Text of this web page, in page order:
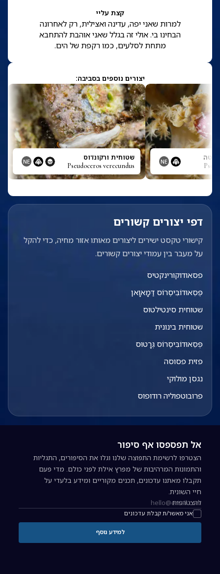
קצת עליי
למרות שאני יפה, עדינה ואצילית, רק לאחרונה
הבחינו בי. אולי זה בגלל שאני אוהבת להתחבא
מתחת לסלעים, כמו רקפת של הים.
יצורים נוספים בסביבה:
NE שטוחית ורקונדוס
Pseudoceros verecundus
NE
דפי יצורים קשורים
קישורי טקסט ישירים ליצורים מאותו אזור מחיה, כדי להקל
על מעבר בין עמודי יצורים קשורים.
פסאודוקורינקטיס
פְּסֵאוּדוֹבִּיסֶרוֹס דַּמָאוָאן
שטוחית סינטילטוס
שטוחית בינונית
פְּסֵאוּדוֹבִּיסֶרוֹס גְּרָטוּס
פזית פסוסה
נגסן מולוקי
פרובוטפוליה רודופוס
אל תפספסו אף סיפור
הצטרפו לרשימת התפוצה שלנו וגלו את הסיפורים, התגליות
והתמונות המרהיבות של מפרץ אילת לפני כולם. מדי פעם
תקבלו מאתנו עדכונים, תכנים מקוריים ומידע בלעדי על
חיי השונית.
כתובת אימייל להרשמה לניוזלטר
אני מאשר/ת קבלת עדכונים
להצטרפות
למידע נוסף